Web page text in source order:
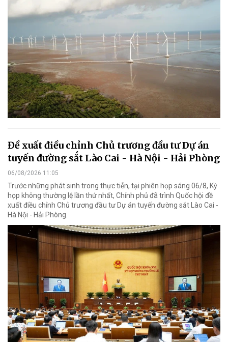
Đề xuất điều chỉnh Chủ trương đầu tư Dự án
tuyến đường sắt Lào Cai - Hà Nội - Hải Phòng
06/08/2026 11:05
Trước những phát sinh trong thực tiễn, tại phiên họp sáng 06/8, Kỳ
họp không thường lệ lần thứ nhất, Chính phủ đã trình Quốc hội đề
xuất điều chỉnh Chủ trương đầu tư Dự án tuyến đường sắt Lào Cai -
Hà Nội - Hải Phòng.